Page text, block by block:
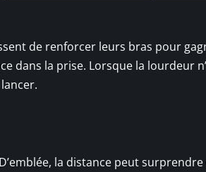
de renforcer leurs bras pour
dans la prise. Lorsque la lourdeur
la distance peut